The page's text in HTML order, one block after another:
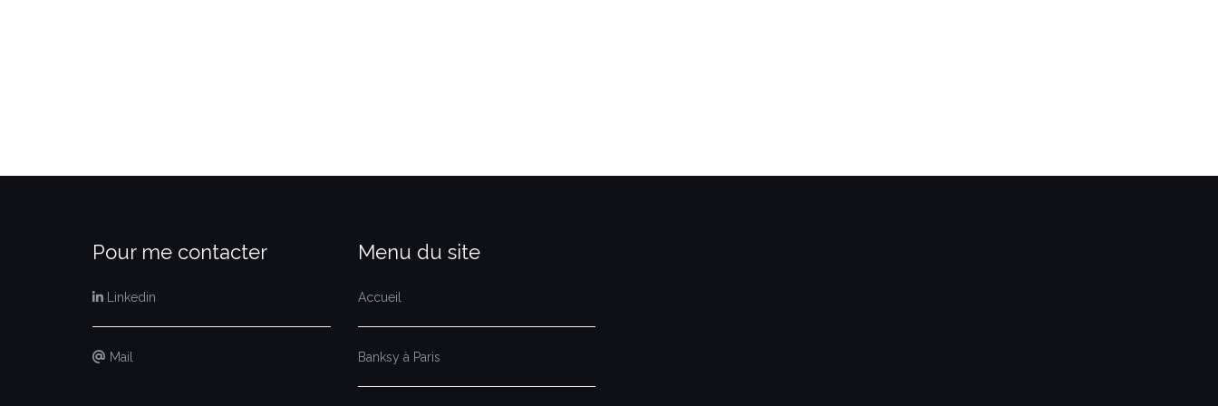
Pour me contacter
Linkedin
Mail
Menu du site
Accueil
Banksy à Paris